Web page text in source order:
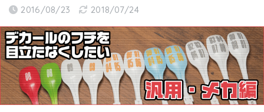
2016/08/23 2018/07/24